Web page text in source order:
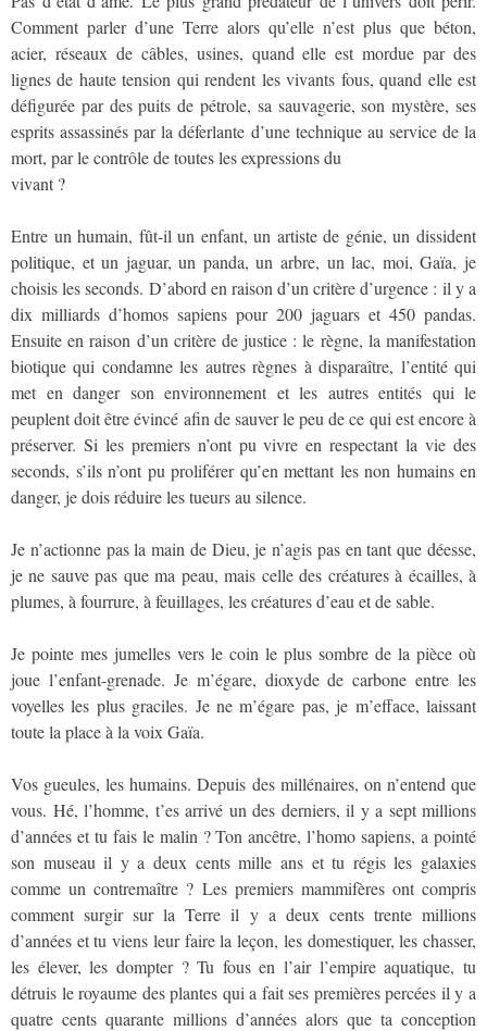
Comment parler d’une Terre alors qu’elle n’est plus que béton,
acier, réseaux de câbles, usines, quand elle est mordue par des
lignes de haute tension qui rendent les vivants fous, quand elle est
défigurée par des puits de pétrole, sa sauvagerie, son mystère, ses
esprits assassinés par la déferlante d’une technique au service de la
mort, par le contrôle de toutes les expressions du
vivant ?
Entre un humain, fût-il un enfant, un artiste de génie, un dissident
politique, et un jaguar, un panda, un arbre, un lac, moi, Gaïa, je
choisis les seconds. D’abord en raison d’un critère d’urgence : il y a
dix milliards d’homos sapiens pour 200 jaguars et 450 pandas.
Ensuite en raison d’un critère de justice : le règne, la manifestation
biotique qui condamne les autres règnes à disparaître, l’entité qui
met en danger son environnement et les autres entités qui le
peuplent doit être évincé afin de sauver le peu de ce qui est encore à
préserver. Si les premiers n’ont pu vivre en respectant la vie des
seconds, s’ils n’ont pu proliférer qu’en mettant les non humains en
danger, je dois réduire les tueurs au silence.
Je n’actionne pas la main de Dieu, je n’agis pas en tant que déesse,
je ne sauve pas que ma peau, mais celle des créatures à écailles, à
plumes, à fourrure, à feuillages, les créatures d’eau et de sable.
Je pointe mes jumelles vers le coin le plus sombre de la pièce où
joue l’enfant-grenade. Je m’égare, dioxyde de carbone entre les
voyelles les plus graciles. Je ne m’égare pas, je m’efface, laissant
toute la place à la voix Gaïa.
Vos gueules, les humains. Depuis des millénaires, on n’entend que
vous. Hé, l’homme, t’es arrivé un des derniers, il y a sept millions
d’années et tu fais le malin ? Ton ancêtre, l’homo sapiens, a pointé
son museau il y a deux cents mille ans et tu régis les galaxies
comme un contremaître ? Les premiers mammifères ont compris
comment surgir sur la Terre il y a deux cents trente millions
d’années et tu viens leur faire la leçon, les domestiquer, les chasser,
les élever, les dompter ? Tu fous en l’air l’empire aquatique, tu
détruis le royaume des plantes qui a fait ses premières percées il y a
quatre cents quarante millions d’années alors que ta conception